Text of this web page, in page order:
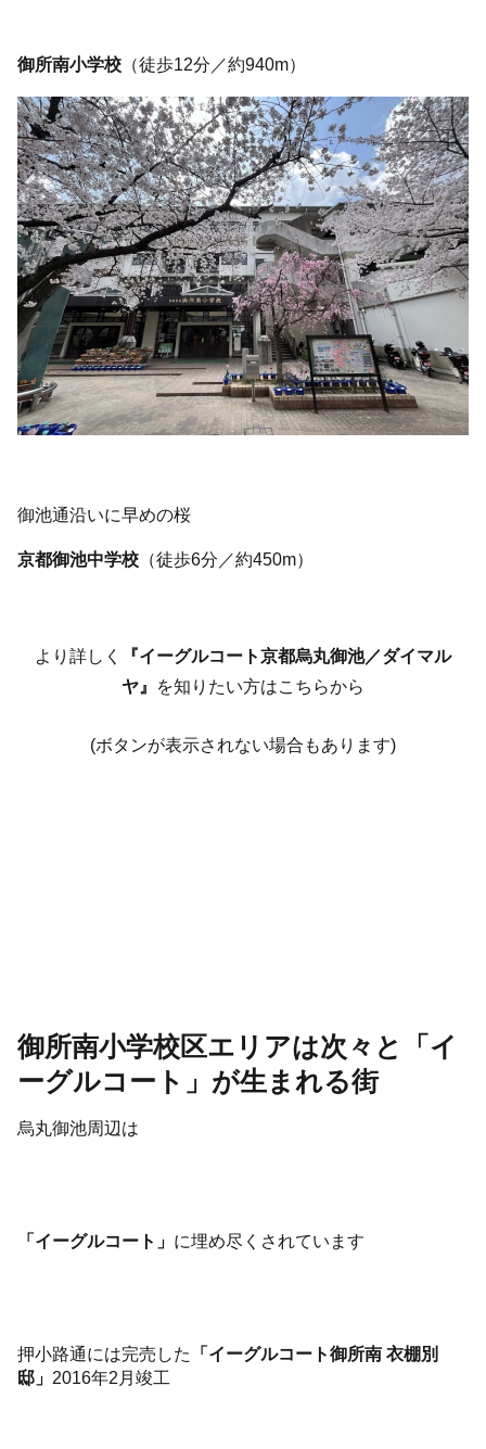
御所南小学校 （徒歩12分／約940m）
御池通沿いに早めの桜
京都御池中学校 （徒歩6分／約450m）
より詳しく
『イーグルコート京都烏丸御池／ダイマル
ヤ』
を知りたい方はこちらから
(ボタンが表示されない場合もあります)
御所南小学校区エリアは次々と「イ
ーグルコート」が生まれる街
烏丸御池周辺は
「イーグルコート」 に埋め尽くされています
押小路通には完売した
「イーグルコート御所南 衣棚別
邸」 2016年2月竣工